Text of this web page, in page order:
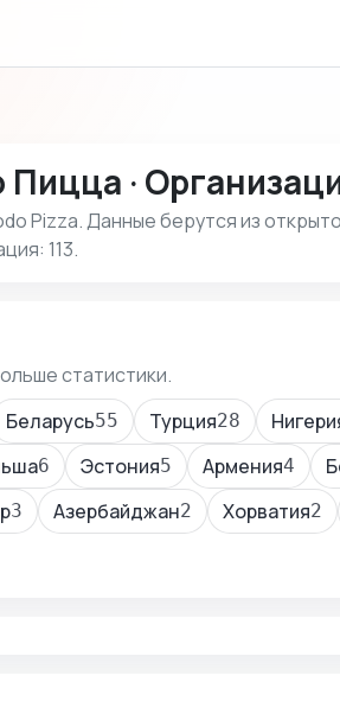
·
Pizza. Данные берутся из
113.
статистики.
Беларусь55 Турция28
6 Эстония5 Армения4
3 Азербайджан2 Хорватия2